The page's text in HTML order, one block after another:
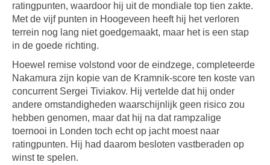
ratingpunten, waardoor hij uit de mondiale top tien zakte.
Met de vijf punten in Hoogeveen heeft hij het verloren
terrein nog lang niet goedgemaakt, maar het is een stap
in de goede richting.
Hoewel remise volstond voor de eindzege, completeerde
Nakamura zijn kopie van de Kramnik-score ten koste van
concurrent Sergei Tiviakov. Hij vertelde dat hij onder
andere omstandigheden waarschijnlijk geen risico zou
hebben genomen, maar dat hij na dat rampzalige
toernooi in Londen toch echt op jacht moest naar
ratingpunten. Hij had daarom besloten vastberaden op
winst te spelen.